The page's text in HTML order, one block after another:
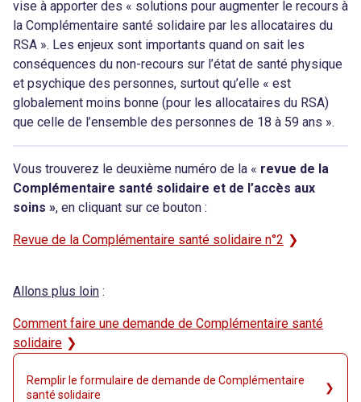
vise à apporter des « solutions pour augmenter le recours à
la Complémentaire santé solidaire par les allocataires du
RSA ». Les enjeux sont importants quand on sait les
conséquences du non-recours sur l’état de santé physique
et psychique des personnes, surtout qu’elle « est
globalement moins bonne (pour les allocataires du RSA)
que celle de l’ensemble des personnes de 18 à 59 ans ».
Vous trouverez le deuxième numéro de la « revue de la
Complémentaire santé solidaire et de l’accès aux
soins », en cliquant sur ce bouton :
Revue de la Complémentaire santé solidaire n°2
Allons plus loin :
Comment faire une demande de Complémentaire santé
solidaire
Remplir le formulaire de demande de Complémentaire
santé solidaire